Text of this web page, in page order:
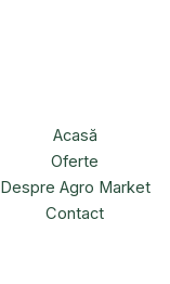
Acasă
Oferte
Despre Agro Market
Contact